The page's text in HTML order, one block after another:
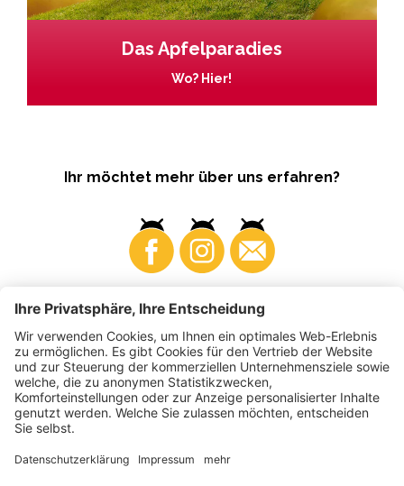
Das Apfelparadies
Wo? Hier!
Ihr möchtet mehr über uns erfahren?
Business Produzenten
2026
VI.P Gen. landw. Gesellschaft